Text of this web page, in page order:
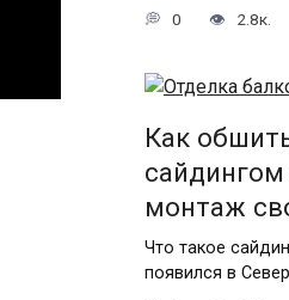
0 2.8к.
Как
монтаж
Что такое
появился в